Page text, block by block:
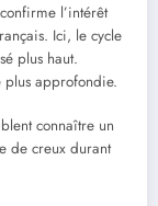
l’intérêt
Ici, le cycle
plus haut.
plus approfondie.
connaître un
de creux durant